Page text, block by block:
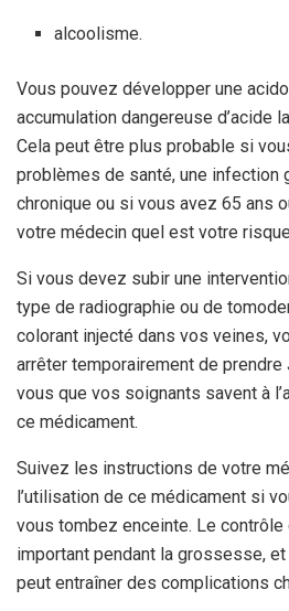
alcoolisme.
Vous pouvez développer une
accumulation dangereuse d’acide
Cela peut être plus probable si
problèmes de santé, une infection
chronique ou si vous avez 65 ans
votre médecin quel est votre
Si vous devez subir une
type de radiographie ou de
colorant injecté dans vos veines,
arrêter temporairement de prendre
vous que vos soignants savent à
ce médicament.
Suivez les instructions de votre
l’utilisation de ce médicament si
vous tombez enceinte. Le
important pendant la grossesse,
peut entraîner des complications